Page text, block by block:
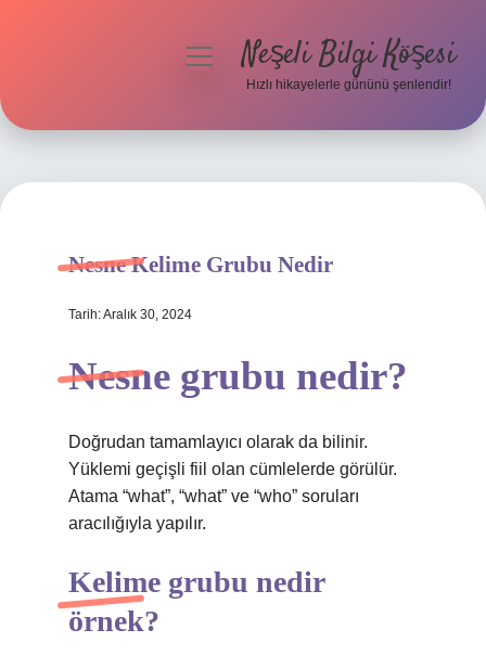
Hakkımızda
menüyüNeşeli Bilgi Köşesi
Hızlı hikayelerle gününü şenlendir!
Nesne Kelime Grubu Nedir
Tarih: Aralık 30, 2024
Nesne grubu nedir?
Doğrudan tamamlayıcı olarak da bilinir.
Yüklemi geçişli fiil olan cümlelerde görülür.
Atama “what”, “what” ve “who” soruları
aracılığıyla yapılır.
Kelime grubu nedir
örnek?